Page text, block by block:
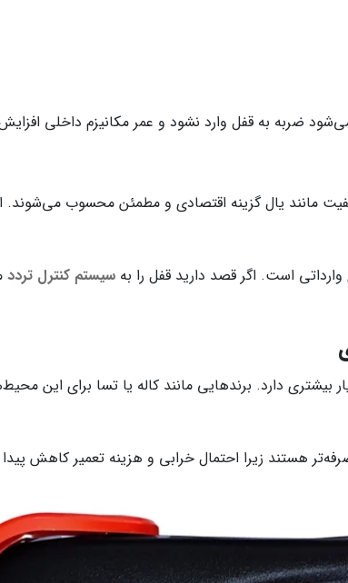
ضربه به قفل وارد نشود و عمر مکانیزم داخلی
مانند یال گزینه اقتصادی و مطمئن محسوب
است. اگر قصد دارید قفل را به سیستم کنترل تردد
بیشتری دارد. برندهایی مانند کاله یا تسا برای این
هستند زیرا احتمال خرابی و هزینه تعمیر کاهش